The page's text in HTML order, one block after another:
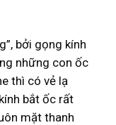
bởi gọng kính
những con ốc
thì có vẻ lạ
bắt ốc rất
mặt thanh